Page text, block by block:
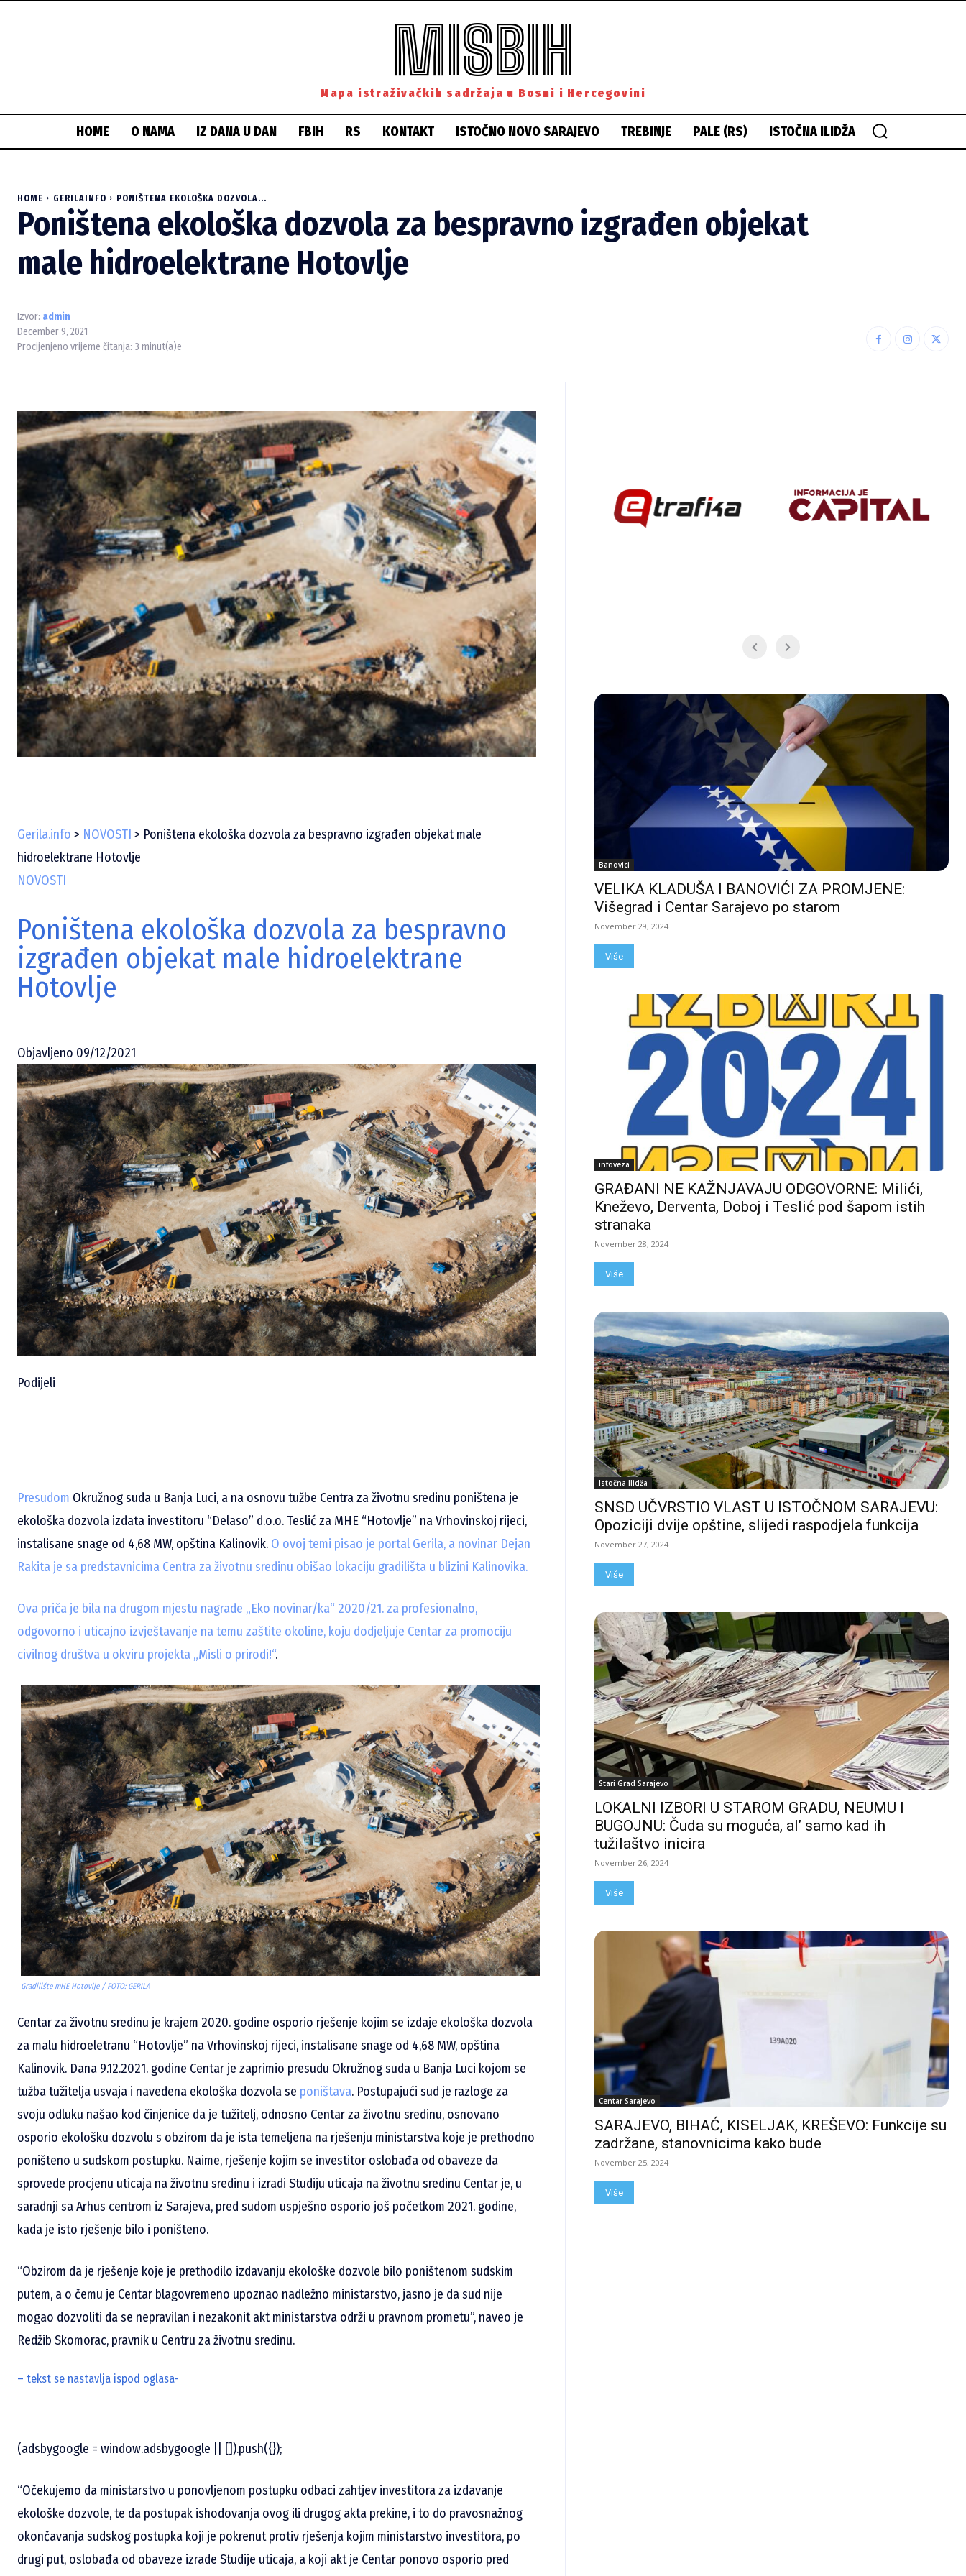
MISBIH
Mapa istraživačkih sadržaja u Bosni i Hercegovini
HOME O NAMA IZ DANA U DAN FBIH RS KONTAKT ISTOČNO NOVO SARAJEVO TREBINJE PALE (RS) ISTOČNA ILIDŽA
HOME GERILAINFO PONIŠTENA EKOLOŠKA DOZVOLA...
Poništena ekološka dozvola za bespravno izgrađen objekat
male hidroelektrane Hotovlje
Izvor: admin
December 9, 2021
Procijenjeno vrijeme čitanja: 3 minut(a)e
Gerila.info > NOVOSTI > Poništena ekološka dozvola za bespravno izgrađen objekat male
hidroelektrane Hotovlje
NOVOSTI
Poništena ekološka dozvola za bespravno
izgrađen objekat male hidroelektrane
Hotovlje
Objavljeno 09/12/2021
Podijeli
Presudom Okružnog suda u Banja Luci, a na osnovu tužbe Centra za životnu sredinu poništena je
ekološka dozvola izdata investitoru “Delaso” d.o.o. Teslić za MHE “Hotovlje” na Vrhovinskoj rijeci,
instalisane snage od 4,68 MW, opština Kalinovik. O ovoj temi pisao je portal Gerila, a novinar Dejan
Rakita je sa predstavnicima Centra za životnu sredinu obišao lokaciju gradilišta u blizini Kalinovika.
Ova priča je bila na drugom mjestu nagrade „Eko novinar/ka“ 2020/21. za profesionalno,
odgovorno i uticajno izvještavanje na temu zaštite okoline, koju dodjeljuje Centar za promociju
civilnog društva u okviru projekta „Misli o prirodi!“.
Gradilište mHE Hotovlje / FOTO: GERILA
Centar za životnu sredinu je krajem 2020. godine osporio rješenje kojim se izdaje ekološka dozvola
za malu hidroeletranu “Hotovlje” na Vrhovinskoj rijeci, instalisane snage od 4,68 MW, opština
Kalinovik. Dana 9.12.2021. godine Centar je zaprimio presudu Okružnog suda u Banja Luci kojom se
tužba tužitelja usvaja i navedena ekološka dozvola se poništava. Postupajući sud je razloge za
svoju odluku našao kod činjenice da je tužitelj, odnosno Centar za životnu sredinu, osnovano
osporio ekološku dozvolu s obzirom da je ista temeljena na rješenju ministarstva koje je prethodno
poništeno u sudskom postupku. Naime, rješenje kojim se investitor oslobađa od obaveze da
sprovede procjenu uticaja na životnu sredinu i izradi Studiju uticaja na životnu sredinu Centar je, u
saradnji sa Arhus centrom iz Sarajeva, pred sudom uspješno osporio još početkom 2021. godine,
kada je isto rješenje bilo i poništeno.
“Obzirom da je rješenje koje je prethodilo izdavanju ekološke dozvole bilo poništenom sudskim
putem, a o čemu je Centar blagovremeno upoznao nadležno ministarstvo, jasno je da sud nije
mogao dozvoliti da se nepravilan i nezakonit akt ministarstva održi u pravnom prometu”, naveo je
Redžib Skomorac, pravnik u Centru za životnu sredinu.
– tekst se nastavlja ispod oglasa-
(adsbygoogle = window.adsbygoogle || []).push({});
“Očekujemo da ministarstvo u ponovljenom postupku odbaci zahtjev investitora za izdavanje
ekološke dozvole, te da postupak ishodovanja ovog ili drugog akta prekine, i to do pravosnažnog
okončavanja sudskog postupka koji je pokrenut protiv rješenja kojim ministarstvo investitora, po
drugi put, oslobađa od obaveze izrade Studije uticaja, a koji akt je Centar ponovo osporio pred
Banovici
VELIKA KLADUŠA I BANOVIĆI ZA PROMJENE:
Višegrad i Centar Sarajevo po starom
November 29, 2024
Više
infoveza
GRAĐANI NE KAŽNJAVAJU ODGOVORNE: Milići,
Kneževo, Derventa, Doboj i Teslić pod šapom istih
stranaka
November 28, 2024
Više
Istočna Ilidža
SNSD UČVRSTIO VLAST U ISTOČNOM SARAJEVU:
Opoziciji dvije opštine, slijedi raspodjela funkcija
November 27, 2024
Više
Stari Grad Sarajevo
LOKALNI IZBORI U STAROM GRADU, NEUMU I
BUGOJNU: Čuda su moguća, al’ samo kad ih
tužilaštvo inicira
November 26, 2024
Više
Centar Sarajevo
SARAJEVO, BIHAĆ, KISELJAK, KREŠEVO: Funkcije su
zadržane, stanovnicima kako bude
November 25, 2024
Više